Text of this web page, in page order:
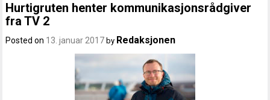
Hurtigruten henter kommunikasjonsrådgiver
fra TV 2
Posted on 13. januar 2017 by Redaksjonen